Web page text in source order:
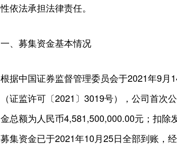
性依法承担法律责任。
一、募集资金基本情况
根据中国证券监督管理委员会于2021年9月
（证监许可〔2021〕3019号），公司首
金总额为人民币4,581,500,000.00元；扣
募集资金已于2021年10月25日全部到账，